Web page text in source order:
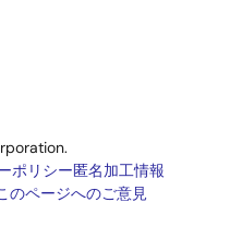
ポリシー匿名加工情報
のページへのご意見